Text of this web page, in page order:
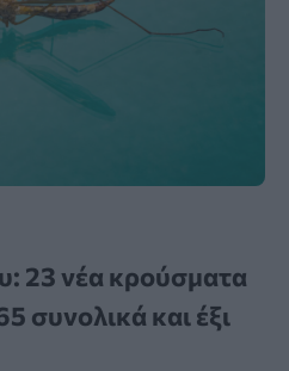
23 νέα κρούσματα
συνολικά και έξι